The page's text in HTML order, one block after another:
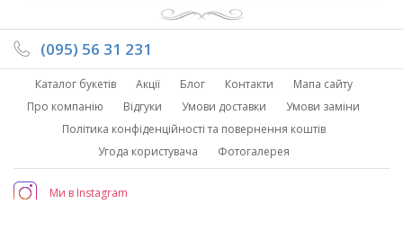
(095) 56 31 231
Каталог букетів Акції Блог Контакти
Мапа сайту
Про компанію
Відгуки Умови доставки
Умови заміни
Політика конфіденційності та повернення коштів
Угода користувача
Фотогалерея
Ми в Instagram